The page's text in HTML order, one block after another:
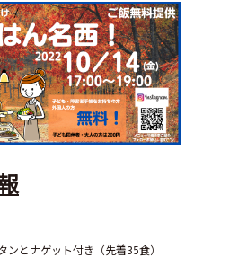
ンとナゲット付き（先着35食）